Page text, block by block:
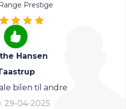
Prestige
Hansen
bilen til andre
29-04-2025